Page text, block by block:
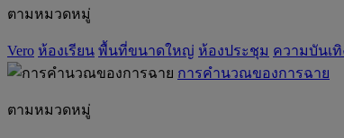
ตามหมวดหมู่
Vero ห้องเรียน พื้นที่ขนาดใหญ่ ห้องประชุม ความบันเ
การคำนวณของการฉาย
ตามหมวดหมู่